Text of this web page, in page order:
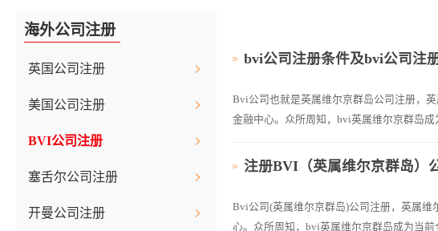
海外公司注册
英国公司注册
美国公司注册
BVI公司注册
塞舌尔公司注册
开曼公司注册
bvi公司注册条件及bvi公司注
Bvi公司也就是英属维尔京群岛公司注册，
金融中心。众所周知，bvi英属维尔京群岛
注册BVI（英属维尔京群岛）
Bvi公司(英属维尔京群岛)公司注册，英属维
心。众所周知，bvi英属维尔京群岛成为当